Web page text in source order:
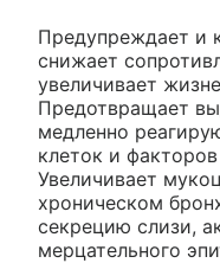
Предупреждает и
снижает
увеличивает
Предотвращает
медленно
клеток и
Увеличивает
хроническом
секрецию слизи,
мерцательного